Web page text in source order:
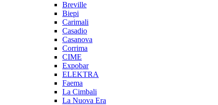
Breville
Biepi
Carimali
Casadio
Casanova
Corrima
CIME
Expobar
ELEKTRA
Faema
La Cimbali
La Nuova Era